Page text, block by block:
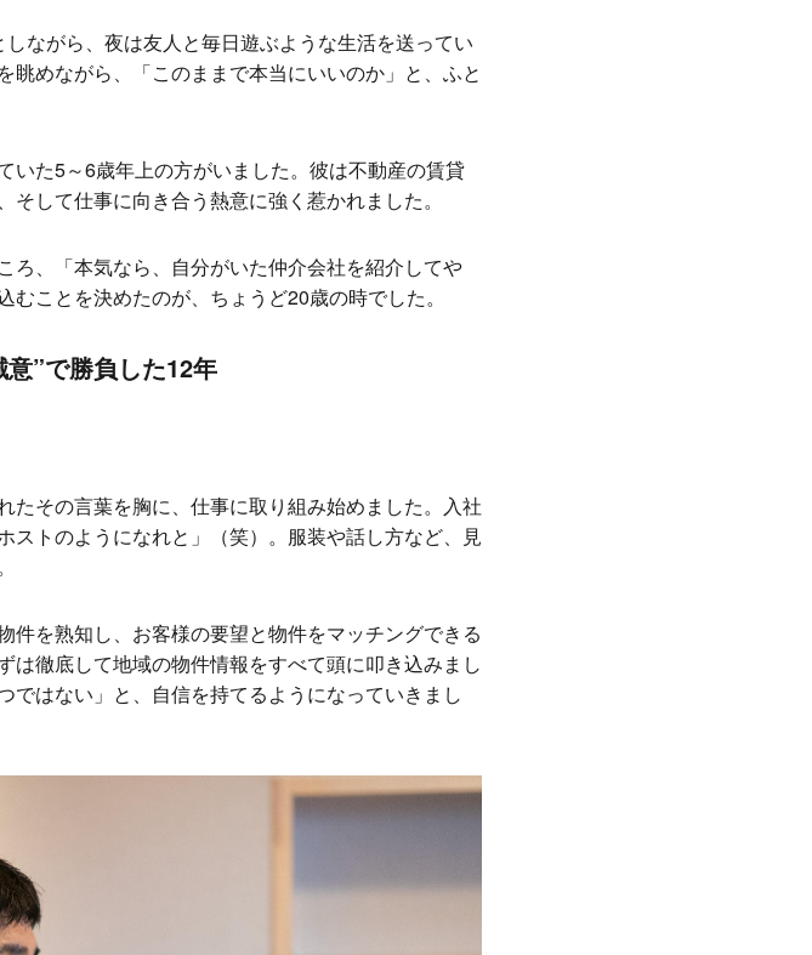
ながら、夜は友人と毎日遊ぶような生活を送ってい
めながら、「このままで本当にいいのか」と、ふと
いた5～6歳年上の方がいました。彼は不動産の賃貸
して仕事に向き合う熱意に強く惹かれました。
ろ、「本気なら、自分がいた仲介会社を紹介してや
ことを決めたのが、ちょうど20歳の時でした。
”で勝負した12年
その言葉を胸に、仕事に取り組み始めました。入社
ストのようになれと」（笑）。服装や話し方など、見
を熟知し、お客様の要望と物件をマッチングできる
徹底して地域の物件情報をすべて頭に叩き込みまし
はない」と、自信を持てるようになっていきまし